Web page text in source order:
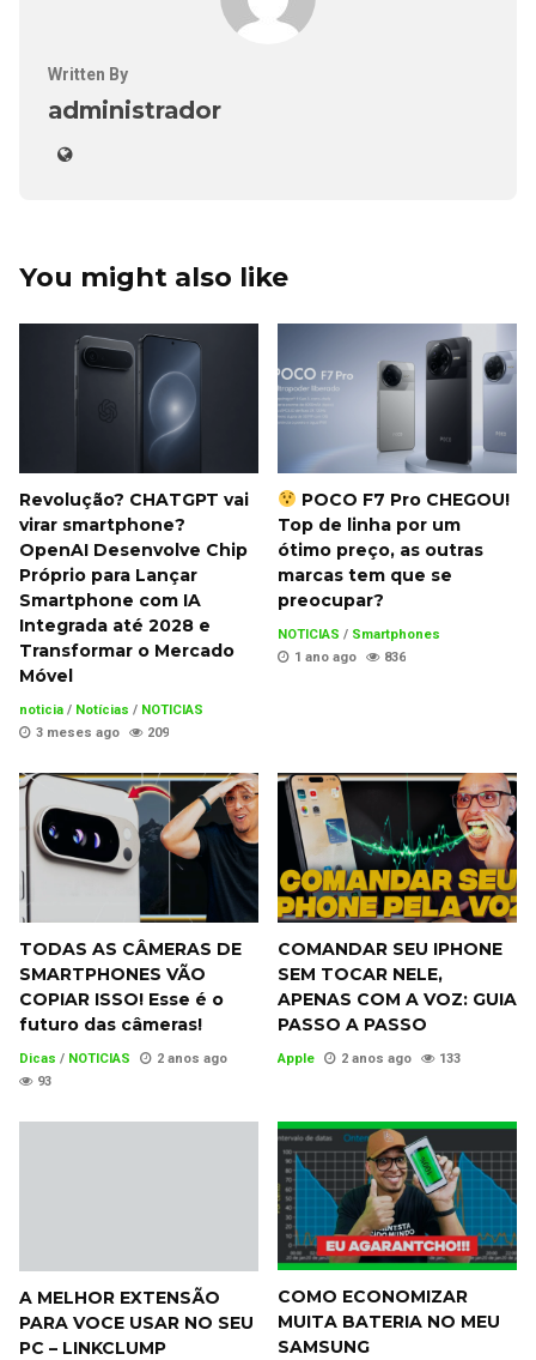
Written By
administrador
You might also like
Revolução? CHATGPT vai
virar smartphone?
OpenAI Desenvolve Chip
Próprio para Lançar
Smartphone com IA
Integrada até 2028 e
Transformar o Mercado
Móvel
noticia / Notícias / NOTICIAS
3 meses ago
209
POCO F7 Pro CHEGOU!
Top de linha por um
ótimo preço, as outras
marcas tem que se
preocupar?
NOTICIAS / Smartphones
1 ano ago
836
TODAS AS CÂMERAS DE
SMARTPHONES VÃO
COPIAR ISSO! Esse é o
futuro das câmeras!
Dicas / NOTICIAS
2 anos ago
93
COMANDAR SEU IPHONE
SEM TOCAR NELE,
APENAS COM A VOZ: GUIA
PASSO A PASSO
Apple 2 anos ago 133
A MELHOR EXTENSÃO
PARA VOCE USAR NO SEU
PC – LINKCLUMP
COMO ECONOMIZAR
MUITA BATERIA NO MEU
SAMSUNG